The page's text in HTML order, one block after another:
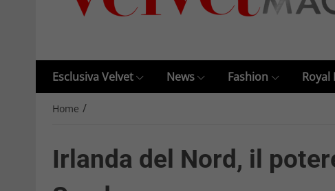
Esclusiva Velvet News Fashion Royal
Home /
Irlanda del Nord, il